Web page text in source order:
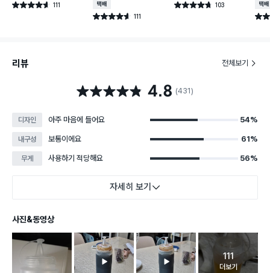
별점 4.6점 111
건 작성
택배배송
별점 4.6점 111
건 작성
별점 4.7점 103
건 작성
택배
별점
리뷰 전체보기
별점 4.8점 4.8 (431)
디자인 아주 마음에 들어요 54%
내구성 보통이에요 61%
무게 사용하기 적당해요 56%
자세히 보기
사진&동영상
고객 리뷰
111
더보기